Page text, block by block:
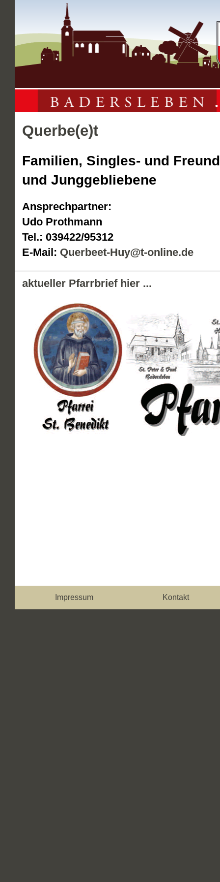
Querbe(e)t
Familien, Singles- und
und Junggebliebene
Ansprechpartner:
Udo Prothmann
Tel.: 039422/95312
E-Mail: Querbeet-Huy@t-online.de
aktueller Pfarrbrief hier ...
Impressum Kontakt